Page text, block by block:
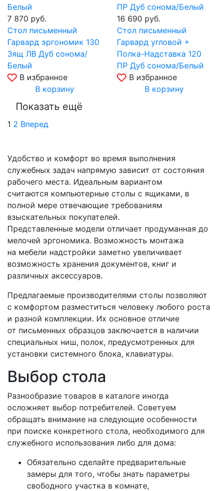
7 870 руб.
Стол письменный
Гарвард эргономик 130
3ящ ЛВ Дуб сонома/
Белый
В избранное
В корзину
16 690 руб.
Стол письменный
Гарвард угловой +
Полка-Надставка 120
ПР Дуб сонома/Белый
В избранное
В корзину
Показать ещё
1 2 Вперед
Удобство и комфорт во время выполнения
служебных задач напрямую зависит от состояния
рабочего места. Идеальным вариантом
считаются компьютерные столы с ящиками, в
полной мере отвечающие требованиям
взыскательных покупателей.
Представленные модели отличает продуманная до
мелочей эргономика. Возможность монтажа
на мебели надстройки заметно увеличивает
возможность хранения документов, книг и
различных аксессуаров.
Предлагаемые производителями столы позволяют
с комфортом разместиться человеку любого роста
и разной комплекции. Их основное отличие
от письменных образцов заключается в наличии
специальных ниш, полок, предусмотренных для
установки системного блока, клавиатуры.
Выбор стола
Разнообразие товаров в каталоге иногда
осложняет выбор потребителей. Советуем
обращать внимание на следующие особенности
при поиске конкретного стола, необходимого для
служебного использования либо для дома:
Обязательно сделайте предварительные
замеры для того, чтобы знать параметры
свободного участка в комнате,